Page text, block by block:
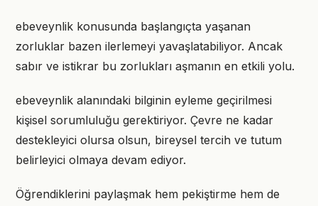
ebeveynlik konusunda başlangıçta yaşanan
zorluklar bazen ilerlemeyi yavaşlatabiliyor. Ancak
sabır ve istikrar bu zorlukları aşmanın en etkili yolu.
ebeveynlik alanındaki bilginin eyleme geçirilmesi
kişisel sorumluluğu gerektiriyor. Çevre ne kadar
destekleyici olursa olsun, bireysel tercih ve tutum
belirleyici olmaya devam ediyor.
Öğrendiklerini paylaşmak hem pekiştirme hem de